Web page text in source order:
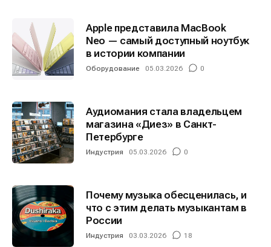
Apple представила MacBook
Neo — самый доступный ноутбук
в истории компании
Оборудование 05.03.2026 0
Аудиомания стала владельцем
магазина «Диез» в Санкт-
Петербурге
Индустрия 05.03.2026 0
Почему музыка обесценилась, и
что с этим делать музыкантам в
России
Индустрия 03.03.2026 18